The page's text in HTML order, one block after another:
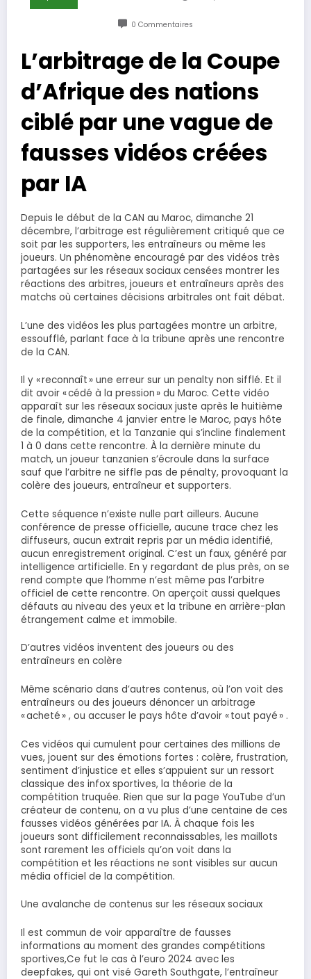
0 Commentaires
L’arbitrage de la Coupe
d’Afrique des nations
ciblé par une vague de
fausses vidéos créées
par IA
Depuis le début de la CAN au Maroc, dimanche 21
décembre, l’arbitrage est régulièrement critiqué que ce
soit par les supporters, les entraîneurs ou même les
joueurs. Un phénomène encouragé par des vidéos très
partagées sur les réseaux sociaux censées montrer les
réactions des arbitres, joueurs et entraîneurs après des
matchs où certaines décisions arbitrales ont fait débat.
L’une des vidéos les plus partagées montre un arbitre,
essoufflé, parlant face à la tribune après une rencontre
de la CAN.
Il y « reconnaît » une erreur sur un penalty non sifflé. Et il
dit avoir « cédé à la pression » du Maroc. Cette vidéo
apparaît sur les réseaux sociaux juste après le huitième
de finale, dimanche 4 janvier entre le Maroc, pays hôte
de la compétition, et la Tanzanie qui s’incline finalement
1 à 0 dans cette rencontre. À la dernière minute du
match, un joueur tanzanien s’écroule dans la surface
sauf que l’arbitre ne siffle pas de pénalty, provoquant la
colère des joueurs, entraîneur et supporters.
Cette séquence n’existe nulle part ailleurs. Aucune
conférence de presse officielle, aucune trace chez les
diffuseurs, aucun extrait repris par un média identifié,
aucun enregistrement original. C’est un faux, généré par
intelligence artificielle. En y regardant de plus près, on se
rend compte que l’homme n’est même pas l’arbitre
officiel de cette rencontre. On aperçoit aussi quelques
défauts au niveau des yeux et la tribune en arrière-plan
étrangement calme et immobile.
D’autres vidéos inventent des joueurs ou des
entraîneurs en colère
Même scénario dans d’autres contenus, où l’on voit des
entraîneurs ou des joueurs dénoncer un arbitrage
« acheté » , ou accuser le pays hôte d’avoir « tout payé » .
Ces vidéos qui cumulent pour certaines des millions de
vues, jouent sur des émotions fortes : colère, frustration,
sentiment d’injustice et elles s’appuient sur un ressort
classique des infox sportives, la théorie de la
compétition truquée. Rien que sur la page YouTube d’un
créateur de contenu, on a vu plus d’une centaine de ces
fausses vidéos générées par IA. À chaque fois les
joueurs sont difficilement reconnaissables, les maillots
sont rarement les officiels qu’on voit dans la
compétition et les réactions ne sont visibles sur aucun
média officiel de la compétition.
Une avalanche de contenus sur les réseaux sociaux
Il est commun de voir apparaître de fausses
informations au moment des grandes compétitions
sportives,Ce fut le cas à l’euro 2024 avec les
deepfakes, qui ont visé Gareth Southgate, l’entraîneur